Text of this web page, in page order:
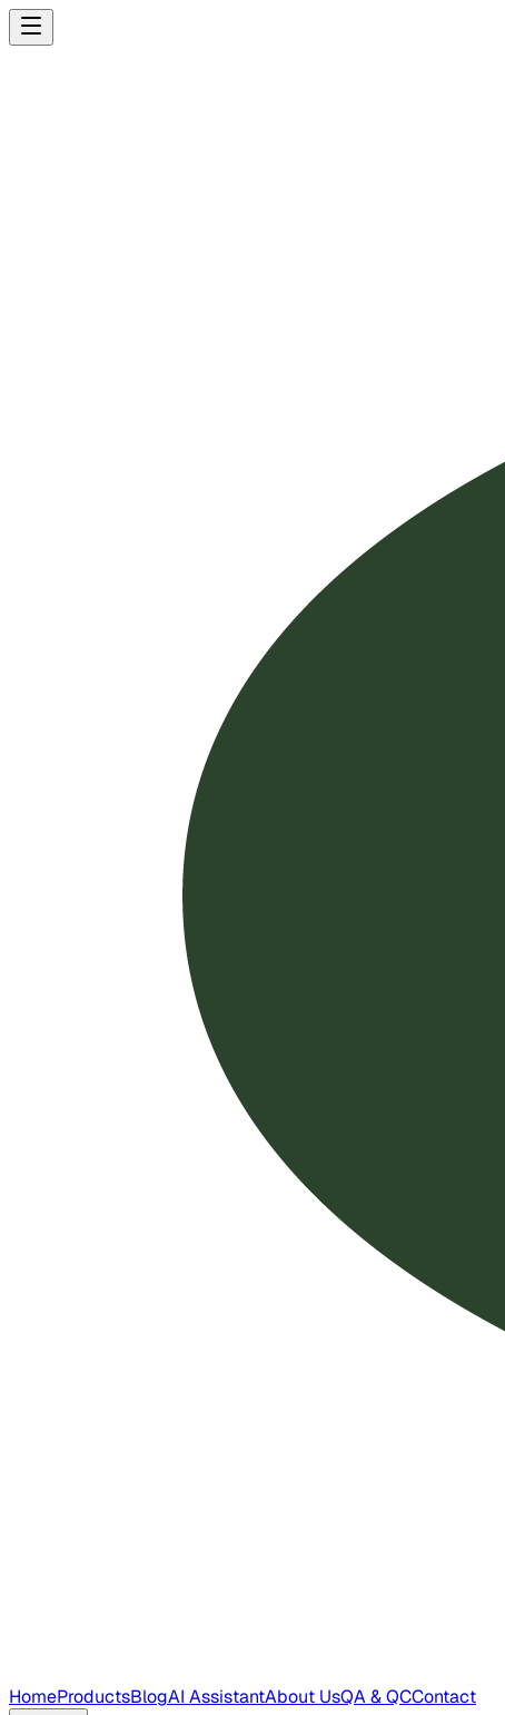
HomeProductsBlogAI AssistantAbout UsQA & QCContact